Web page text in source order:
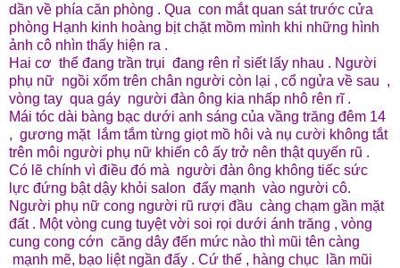
dần về phía căn phòng . Qua con mắt quan sát trước cửa
phòng Hạnh kinh hoàng bịt chặt mồm mình khi những hình
ảnh cô nhìn thấy hiện ra .
Hai cơ thể đang trần trụi đang rên rỉ siết lấy nhau . Người
phụ nữ ngồi xổm trên chân người còn lại , cổ ngửa về sau ,
vòng tay qua gáy người đàn ông kia nhấp nhô rên rĩ .
Mái tóc dài bàng bạc dưới anh sáng của vầng trăng đêm 14
, gương mặt lắm tắm từng giọt mồ hôi và nụ cười không tắt
trên môi người phụ nữ khiến cô ấy trở nên thật quyến rũ .
Có lẽ chính vì điều đó mà người đàn ông không tiếc sức
lực đứng bật dậy khỏi salon đẩy mạnh vào người cô.
Người phụ nữ cong người rũ rượi đầu càng chạm gần mặt
đất . Một vòng cung tuyệt vời soi rọi dưới ánh trăng , vòng
cung cong cớn căng dây đến mức nào thì mũi tên càng
mạnh mẽ, bạo liệt ngần đấy . Cứ thế , hàng chục lần mũi